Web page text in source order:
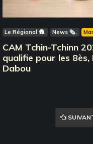
Le Régional 🛖 News 🗞️
CAM Tchin-Tchinn
qualifie pour les
Dabou